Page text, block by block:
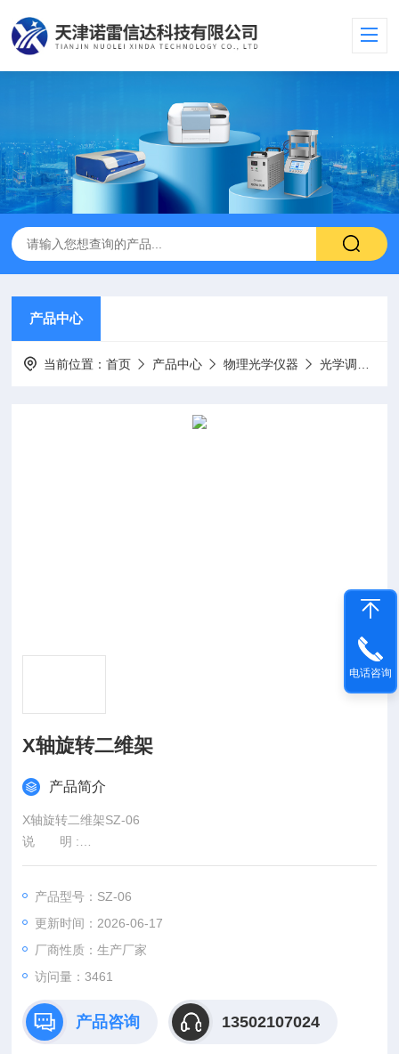
产品中心
当前位置：首页 产品中心 物理光学仪器 光学调整架
X轴旋转二维架
产品简介
X轴旋转二维架SZ-06
说 明 :
此架通用口径为Φ30mm，360°旋转且可对镜片进行两维倾斜调
二维架_SZ-07
说 明 :
此架通用口径为Φ40mm，可对镜片进行两维倾斜调整且镜架上
装有M3工艺孔，可借用此螺纹孔，固定其他机构
说 明 :
此架标准口径为Φ40mm，可装卡透镜、反射镜且装卡方便
产品型号：SZ-06
更新时间：2026-06-17
厂商性质：生产厂家
访问量：3461
产品咨询 13502107024
电话咨询